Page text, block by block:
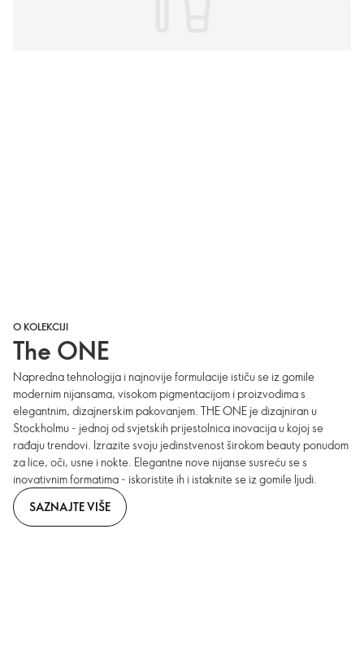
O KOLEKCIJI
The ONE
Napredna tehnologija i najnovije formulacije ističu se iz gomile
modernim nijansama, visokom pigmentacijom i proizvodima s
elegantnim, dizajnerskim pakovanjem. THE ONE je dizajniran u
Stockholmu - jednoj od svjetskih prijestolnica inovacija u kojoj se
rađaju trendovi. Izrazite svoju jedinstvenost širokom beauty ponudom
za lice, oči, usne i nokte. Elegantne nove nijanse susreću se s
inovativnim formatima - iskoristite ih i istaknite se iz gomile ljudi.
SAZNAJTE VIŠE